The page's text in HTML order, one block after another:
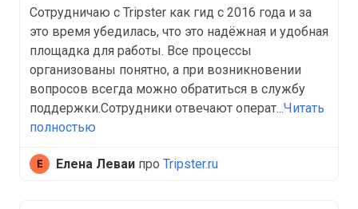
Сотрудничаю с Tripster как гид с 2016 года и за
это время убедилась, что это надёжная и удобная
площадка для работы. Все процессы
организованы понятно, а при возникновении
вопросов всегда можно обратиться в службу
поддержки.Сотрудники отвечают операт...Читать
полностью
Елена Леваи про Tripster.ru